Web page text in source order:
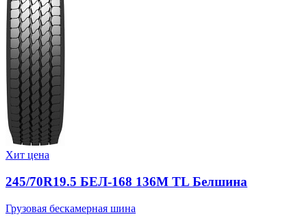
Хит цена
245/70R19.5 БЕЛ-168 136M TL Белшина
Грузовая бескамерная шина